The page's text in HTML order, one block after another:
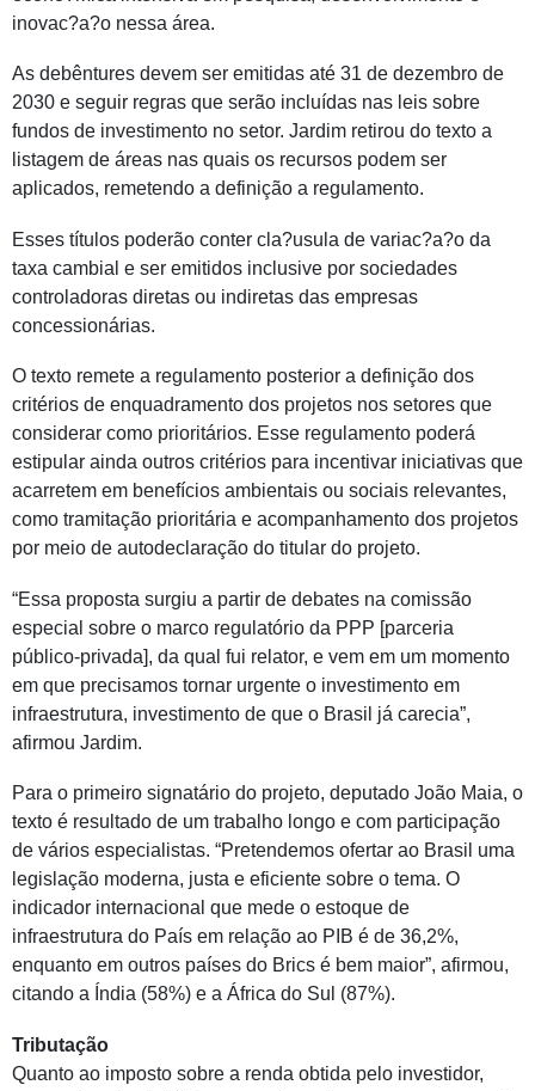
inovac?a?o nessa área.
As debêntures devem ser emitidas até 31 de dezembro de
2030 e seguir regras que serão incluídas nas leis sobre
fundos de investimento no setor. Jardim retirou do texto a
listagem de áreas nas quais os recursos podem ser
aplicados, remetendo a definição a regulamento.
Esses títulos poderão conter cla?usula de variac?a?o da
taxa cambial e ser emitidos inclusive por sociedades
controladoras diretas ou indiretas das empresas
concessionárias.
O texto remete a regulamento posterior a definição dos
critérios de enquadramento dos projetos nos setores que
considerar como prioritários. Esse regulamento poderá
estipular ainda outros critérios para incentivar iniciativas que
acarretem em benefícios ambientais ou sociais relevantes,
como tramitação prioritária e acompanhamento dos projetos
por meio de autodeclaração do titular do projeto.
“Essa proposta surgiu a partir de debates na comissão
especial sobre o marco regulatório da PPP [parceria
público-privada], da qual fui relator, e vem em um momento
em que precisamos tornar urgente o investimento em
infraestrutura, investimento de que o Brasil já carecia”,
afirmou Jardim.
Para o primeiro signatário do projeto, deputado João Maia, o
texto é resultado de um trabalho longo e com participação
de vários especialistas. “Pretendemos ofertar ao Brasil uma
legislação moderna, justa e eficiente sobre o tema. O
indicador internacional que mede o estoque de
infraestrutura do País em relação ao PIB é de 36,2%,
enquanto em outros países do Brics é bem maior”, afirmou,
citando a Índia (58%) e a África do Sul (87%).
Tributação
Quanto ao imposto sobre a renda obtida pelo investidor,